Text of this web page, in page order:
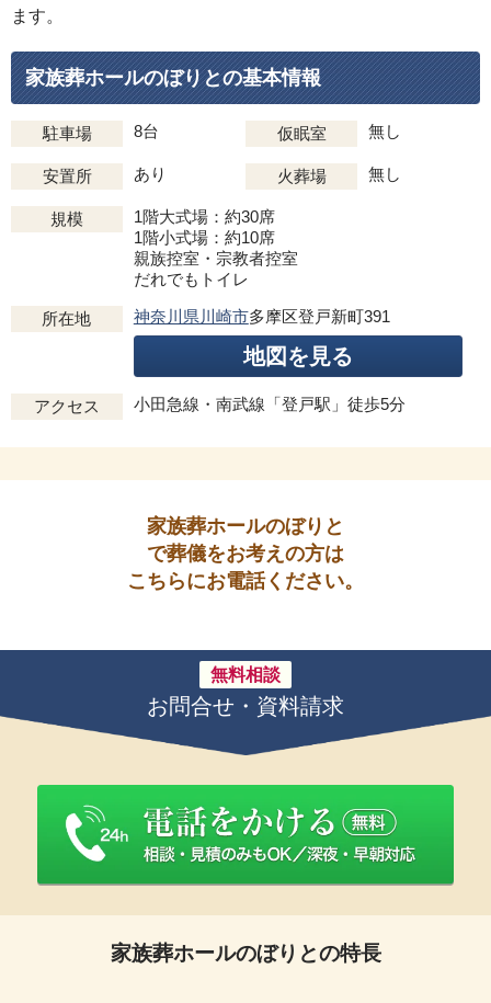
ます。
家族葬ホールのぼりとの基本情報
駐車場 8台 仮眠室 無し
安置所 あり 火葬場 無し
規模
1階大式場：約30席
1階小式場：約10席
親族控室・宗教者控室
だれでもトイレ
所在地 神奈川県川崎市多摩区登戸新町391
地図を見る
アクセス 小田急線・南武線「登戸駅」徒歩5分
家族葬ホールのぼりと
で葬儀をお考えの方は
こちらにお電話ください。
無料相談
お問合せ・資料請求
家族葬ホールのぼりとの特長